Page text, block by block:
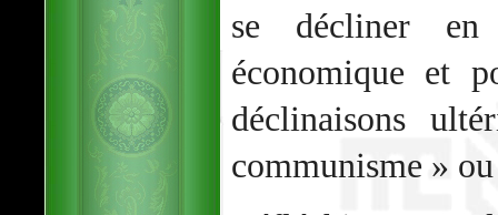
se décliner en
économique et
déclinaisons
communisme »